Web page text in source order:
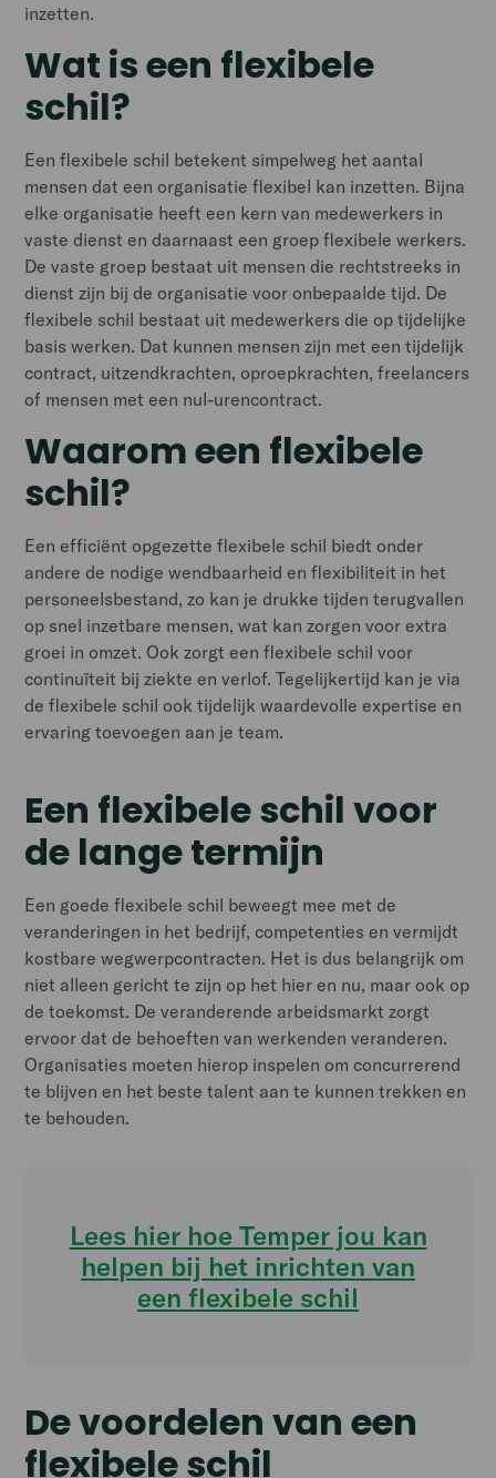
inzetten.
Wat is een flexibele
schil?
Een flexibele schil betekent simpelweg het aantal
mensen dat een organisatie flexibel kan inzetten. Bijna
elke organisatie heeft een kern van medewerkers in
vaste dienst en daarnaast een groep flexibele werkers.
De vaste groep bestaat uit mensen die rechtstreeks in
dienst zijn bij de organisatie voor onbepaalde tijd. De
flexibele schil bestaat uit medewerkers die op tijdelijke
basis werken. Dat kunnen mensen zijn met een tijdelijk
contract, uitzendkrachten, oproepkrachten, freelancers
of mensen met een nul-urencontract.
Waarom een flexibele
schil?
Een efficiënt opgezette flexibele schil biedt onder
andere de nodige wendbaarheid en flexibiliteit in het
personeelsbestand, zo kan je drukke tijden terugvallen
op snel inzetbare mensen, wat kan zorgen voor extra
groei in omzet. Ook zorgt een flexibele schil voor
continuïteit bij ziekte en verlof. Tegelijkertijd kan je via
de flexibele schil ook tijdelijk waardevolle expertise en
ervaring toevoegen aan je team.
Een flexibele schil voor
de lange termijn
Een goede flexibele schil beweegt mee met de
veranderingen in het bedrijf, competenties en vermijdt
kostbare wegwerpcontracten. Het is dus belangrijk om
niet alleen gericht te zijn op het hier en nu, maar ook op
de toekomst. De veranderende arbeidsmarkt zorgt
ervoor dat de behoeften van werkenden veranderen.
Organisaties moeten hierop inspelen om concurrerend
te blijven en het beste talent aan te kunnen trekken en
te behouden.
Lees hier hoe Temper jou kan
helpen bij het inrichten van
een flexibele schil
De voordelen van een
flexibele schil